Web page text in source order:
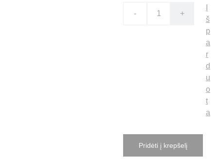
- +
š
p
a
r
d
u
o
t
a
Pridėti į krepšelį